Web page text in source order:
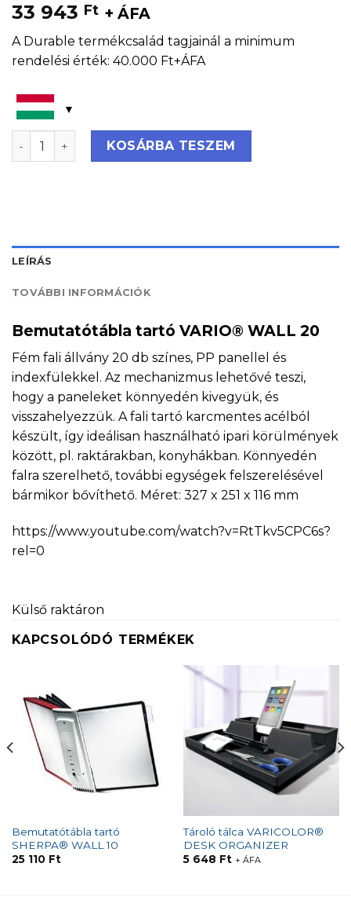
33 943 Ft + ÁFA
A Durable termékcsalád tagjainál a minimum
rendelési érték: 40.000 Ft+ÁFA
Bemutatótábla tartó VARIO® WALL 20 mennyiség
KOSÁRBA TESZEM
LEÍRÁS
TOVÁBBI INFORMÁCIÓK
Bemutatótábla tartó VARIO® WALL 20
Fém fali állvány 20 db színes, PP panellel és
indexfülekkel. Az mechanizmus lehetővé teszi,
hogy a paneleket könnyedén kivegyük, és
visszahelyezzük. A fali tartó karcmentes acélból
készült, így ideálisan használható ipari körülmények
között, pl. raktárakban, konyhákban. Könnyedén
falra szerelhető, további egységek felszerelésével
bármikor bővíthető. Méret: 327 x 251 x 116 mm
https://www.youtube.com/watch?v=RtTkv5CPC6s?
rel=0
Külső raktáron
KAPCSOLÓDÓ TERMÉKEK
Bemutatótábla tartó
SHERPA® WALL 10
25 110 Ft
Tároló tálca VARICOLOR®
DESK ORGANIZER
5 648 Ft + ÁFA